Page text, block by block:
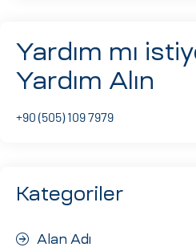
Yardım mı
Yardım Alın
+90 (505) 109 7979
Kategoriler
Alan Adı